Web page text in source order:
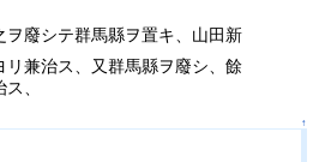
ヲ廢シテ群馬縣ヲ置キ、山田新
リ兼治ス、又群馬縣ヲ廢シ、餘
、
↑